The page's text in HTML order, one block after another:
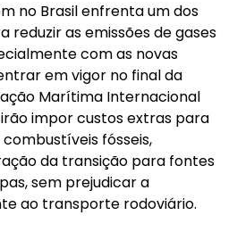
no Brasil enfrenta um dos
reduzir as emissões de gases
com as novas
em vigor no final da
Marítima Internacional
impor custos extras para
fósseis,
da transição para fontes
sem prejudicar a
ao transporte rodoviário.